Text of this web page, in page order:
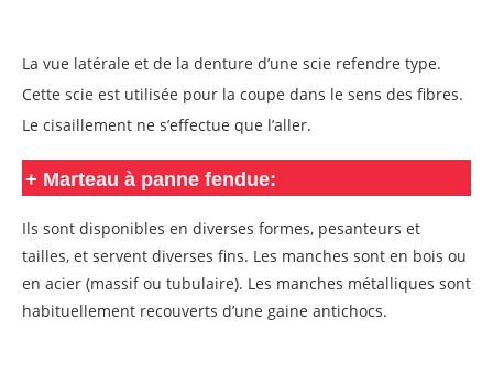
La vue latérale et de la denture d’une scie refendre type.
Cette scie est utilisée pour la coupe dans le sens des fibres.
Le cisaillement ne s’effectue que l’aller.
+ Marteau à panne fendue:
Ils sont disponibles en diverses formes, pesanteurs et
tailles, et servent diverses fins. Les manches sont en bois ou
en acier (massif ou tubulaire). Les manches métalliques sont
habituellement recouverts d’une gaine antichocs.